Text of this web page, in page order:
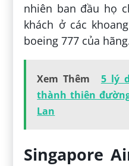
nhiên ban đầu họ
khách ở các
boeing 777 của
Xem Thêm
5 lý
thành thiên
Lan
Singapore